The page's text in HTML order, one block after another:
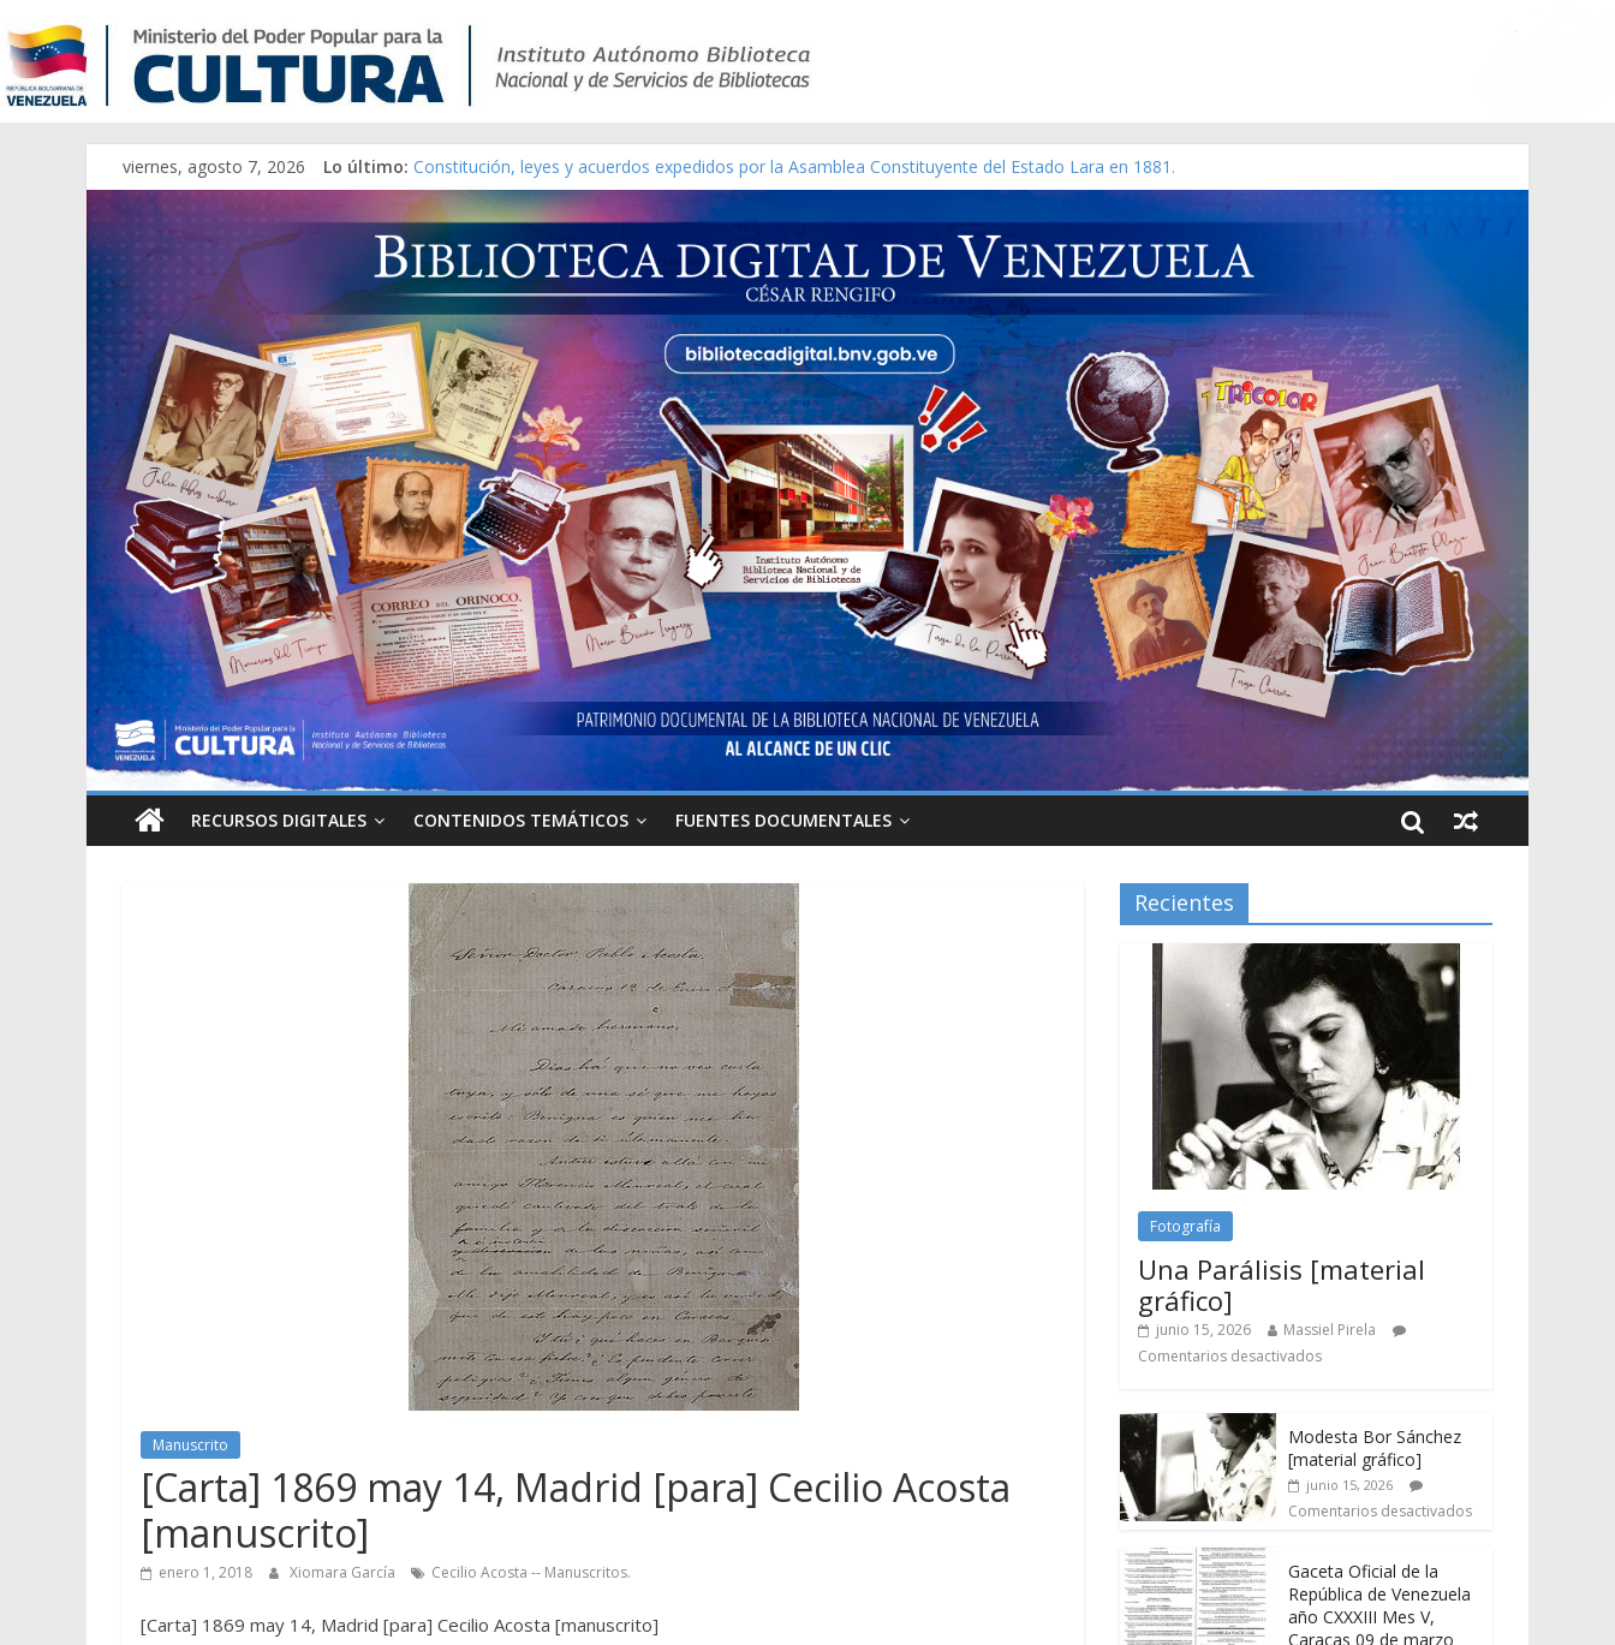
viernes, agosto 7, 2026 Lo último: Constitución, leyes y acuerdos expedidos por la Asamblea Constituyente del Estado Lara en 1881.
Una Parálisis [material gráfico]
Modesta Bor Sánchez [material gráfico]
Gaceta Oficial de la República de Venezuela año CXXXIII Mes V, Caracas 09 de marzo de 2006 N° 38.394
Catálogo temático de obras de Modesta Bor
RECURSOS DIGITALES CONTENIDOS TEMÁTICOS FUENTES DOCUMENTALES
Manuscrito
[Carta] 1869 may 14, Madrid [para] Cecilio Acosta
[manuscrito]
enero 1, 2018 Xiomara García Cecilio Acosta -- Manuscritos.
[Carta] 1869 may 14, Madrid [para] Cecilio Acosta [manuscrito]
Recientes
Fotografía
Una Parálisis [material
gráfico]
junio 15, 2026
Massiel Pirela
Comentarios desactivados
Modesta Bor Sánchez
[material gráfico]
junio 15, 2026
Comentarios desactivados
Gaceta Oficial de la
República de Venezuela
año CXXXIII Mes V,
Caracas 09 de marzo